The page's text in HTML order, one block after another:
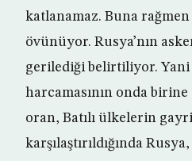
katlanamaz. Buna
övünüyor. Rusya’nın
gerilediği belirtiliyor. Yani
harcamasının onda
oran, Batılı ülkelerin
karşılaştırıldığında